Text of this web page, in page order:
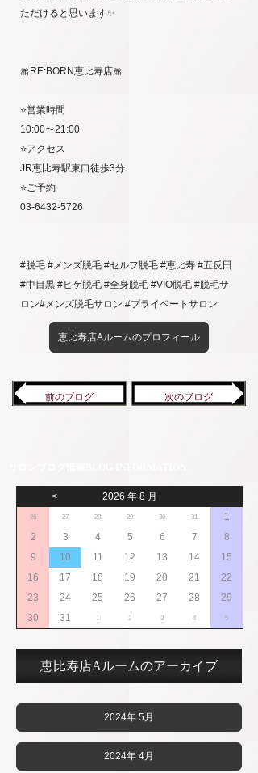
ただけると思います✨
🎀RE:BORN恵比寿店🎀
⭐️営業時間
10:00〜21:00
⭐️アクセス
JR恵比寿駅東口徒歩3分
⭐️ご予約
03-6432-5726
#脱毛 #メンズ脱毛 #セルフ脱毛 #恵比寿 #五反田
#中目黒 #ヒゲ脱毛 #全身脱毛 #VIO脱毛 #脱毛サ
ロン#メンズ脱毛サロン #プライベートサロン
恵比寿店Aルームのプロフィール
前のブログ 次のブログ
< 2026 年 8 月
26 27 28 29 30 31
1
2
3 4 5 6 7
8
9
10 11 12 13 14
15
16
17 18 19 20 21
22
23
24 25 26 27 28
29
30
31 1 2 3 4 5
恵比寿店Aルームのアーカイブ
2024年 5月
2024年 4月